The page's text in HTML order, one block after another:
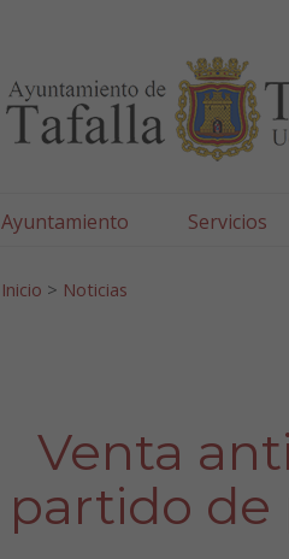
Ayuntamiento Servicios
Inicio > Noticias
Venta
partido de